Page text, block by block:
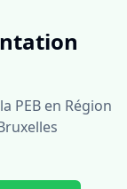
PEB en Région